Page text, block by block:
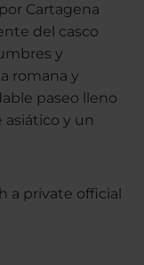
Cartagena
del casco
y
romana y
paseo lleno
asiático y un
a private official